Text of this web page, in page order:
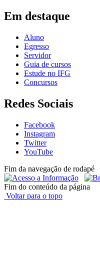
Em destaque
Aluno
Egresso
Servidor
Guia de cursos
Estude no IFG
Concursos
Redes Sociais
Facebook
Instagram
Twitter
YouTube
Fim da navegação de rodapé
Fim do conteúdo da página
Voltar para o topo